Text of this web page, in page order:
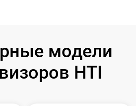
модели
HTI